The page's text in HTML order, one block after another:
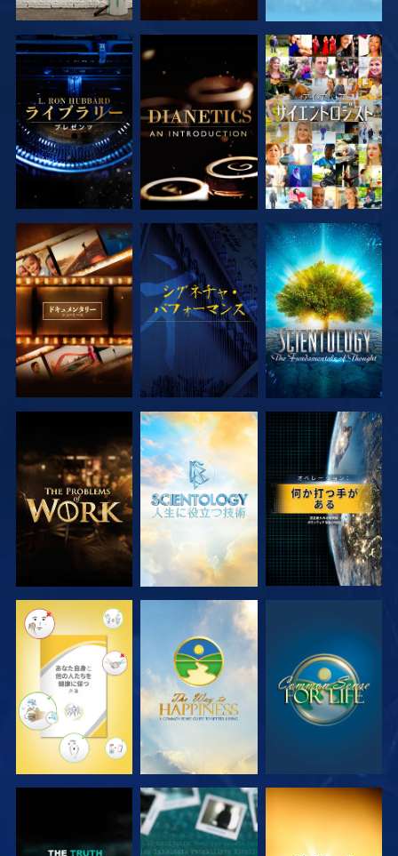
シリーズを探求 シリーズを探求 観る
シリーズを探求 観る シリーズを探求
シリーズを探求 シリーズを探求 観る
観る 観る 観る
観る 観る